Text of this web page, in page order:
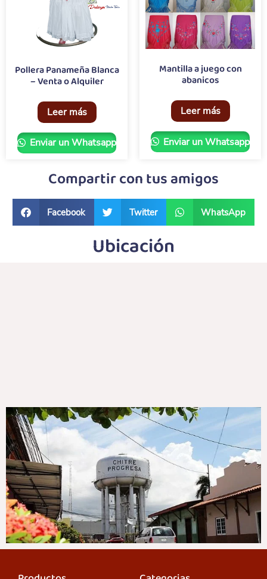
Pollera Panameña Blanca
– Venta o Alquiler
Leer más
Enviar un Whatsapp
Mantilla a juego con
abanicos
Leer más
Enviar un Whatsapp
Compartir con tus amigos
Facebook Twitter WhatsApp
Ubicación